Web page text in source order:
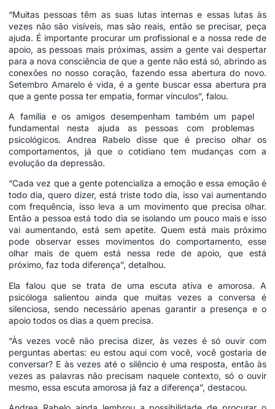
“Muitas pessoas têm as suas lutas internas e essas lutas às
vezes não são visíveis, mas são reais, então se precisar, peça
ajuda. É importante procurar um profissional e a nossa rede de
apoio, as pessoas mais próximas, assim a gente vai despertar
para a nova consciência de que a gente não está só, abrindo as
conexões no nosso coração, fazendo essa abertura do novo.
Setembro Amarelo é vida, é a gente buscar essa abertura pra
que a gente possa ter empatia, formar vínculos”, falou.
A família e os amigos desempenham também um papel
fundamental nesta ajuda as pessoas com problemas
psicológicos. Andrea Rabelo disse que é preciso olhar os
comportamentos, já que o cotidiano tem mudanças com a
evolução da depressão.
“Cada vez que a gente potencializa a emoção e essa emoção é
todo dia, quero dizer, está triste todo dia, isso vai aumentando
com frequência, isso leva a um movimento que precisa olhar.
Então a pessoa está todo dia se isolando um pouco mais e isso
vai aumentando, está sem apetite. Quem está mais próximo
pode observar esses movimentos do comportamento, esse
olhar mais de quem está nessa rede de apoio, que está
próximo, faz toda diferença”, detalhou.
Ela falou que se trata de uma escuta ativa e amorosa. A
psicóloga salientou ainda que muitas vezes a conversa é
silenciosa, sendo necessário apenas garantir a presença e o
apoio todos os dias a quem precisa.
“Às vezes você não precisa dizer, às vezes é só ouvir com
perguntas abertas: eu estou aqui com você, você gostaria de
conversar? E às vezes até o silêncio é uma resposta, então às
vezes as palavras não precisam naquele contexto, só o ouvir
mesmo, essa escuta amorosa já faz a diferença”, destacou.